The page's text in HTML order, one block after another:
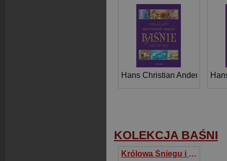
Hans Christian Andersen
KOLEKCJA BAŚNI
Królowa Śniegu i inne opowieści